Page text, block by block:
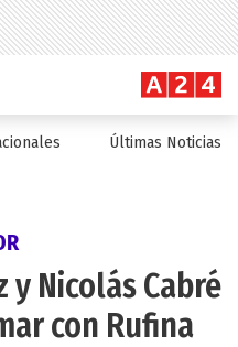
Últimas Noticias
y Nicolás Cabré
con Rufina